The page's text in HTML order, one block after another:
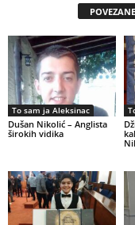
To sam ja Aleksinac
Dušan Nikolić – Anglista
širokih vidika